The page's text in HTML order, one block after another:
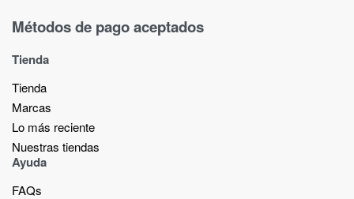
Métodos de pago aceptados
Tienda
Tienda
Marcas
Lo más reciente​
Nuestras tiendas​
Ayuda
FAQs